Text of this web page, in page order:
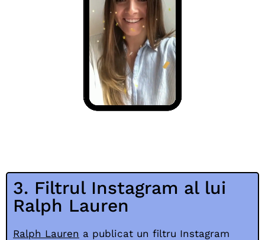
3. Filtrul Instagram al lui
Ralph Lauren
Ralph Lauren a publicat un filtru Instagram